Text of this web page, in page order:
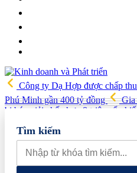
Công ty Dạ Hợp được chấp
Phú Minh gần 400 tỷ đồng
Gia
bị bán giải chấp hơn 8 triệu cổ
khoảng 1/4 kế hoạch năm
quay đầu giảm sâu
Thiết lập
thúc đẩy phát triển khu kinh tế đặc
7/8: Dầu thế giới bật tăng mạnh,
Tìm kiếm